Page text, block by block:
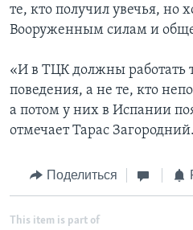
те, кто получил увечья, но
Вооруженным силам и
«И в ТЦК должны работать
поведения, а не те, кто
а потом у них в Испании
отмечает Тарас Загородний.
Поделиться
This item is part of